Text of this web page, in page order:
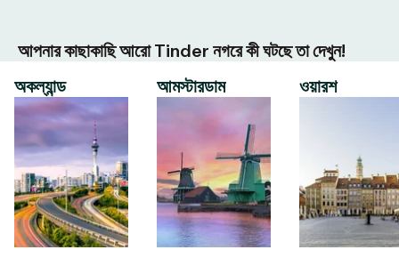
আপনার কাছাকাছি আরো Tinder নগরে কী ঘটছে তা দেখুন!
অকল্যান্ড
আমস্টারডাম ওয়ারশ